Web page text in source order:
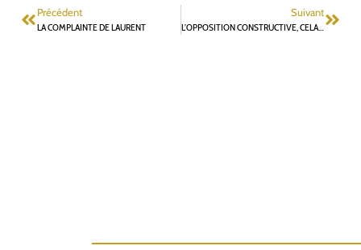
Précédent
LA COMPLAINTE DE LAURENT
Suivant
L’OPPOSITION CONSTRUCTIVE, CELA NE SERT QUE LORSQU’ON S’EN SERT !